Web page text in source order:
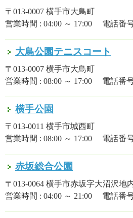
〒013-0007 横手市大鳥町
営業時間 : 04:00 ～ 17:00 電話番号
大鳥公園テニスコート
〒013-0007 横手市大鳥町
営業時間 : 08:00 ～ 17:00 電話番号
横手公園
〒013-0011 横手市城西町
営業時間 : 08:00 ～ 17:00 電話番号
赤坂総合公園
〒013-0064 横手市赤坂字大沼沢地
営業時間 : 04:00 ～ 21:00 電話番号